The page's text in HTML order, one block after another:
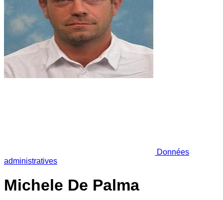
Données
administratives
Michele De Palma